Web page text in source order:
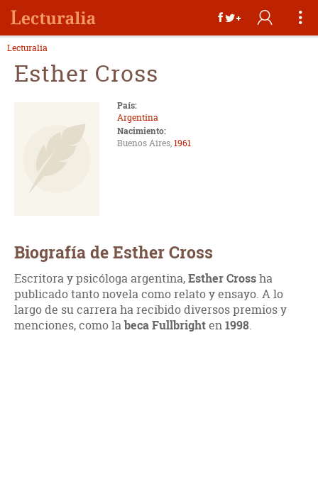
Lecturalia
Esther Cross
País:
Argentina
Nacimiento:
Buenos Aires,1961
Biografía de Esther Cross
Escritora y psicóloga argentina,Esther Crossha
publicado tanto novela como relato y ensayo. A lo
largo de su carrera ha recibido diversos premios y
menciones, como labeca Fullbrighten1998.